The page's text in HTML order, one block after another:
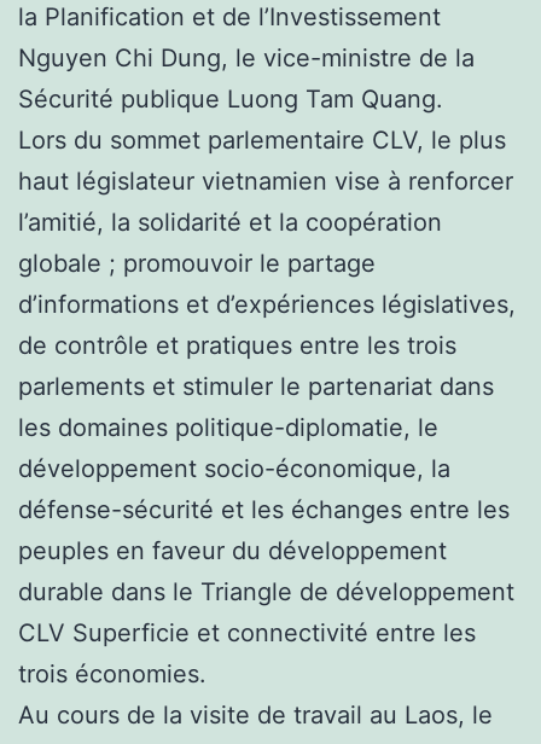
la Planification et de l’Investissement
Nguyen Chi Dung, le vice-ministre de la
Sécurité publique Luong Tam Quang.
Lors du sommet parlementaire CLV, le plus
haut législateur vietnamien vise à renforcer
l’amitié, la solidarité et la coopération
globale ; promouvoir le partage
d’informations et d’expériences législatives,
de contrôle et pratiques entre les trois
parlements et stimuler le partenariat dans
les domaines politique-diplomatie, le
développement socio-économique, la
défense-sécurité et les échanges entre les
peuples en faveur du développement
durable dans le Triangle de développement
CLV Superficie et connectivité entre les
trois économies.
Au cours de la visite de travail au Laos, le